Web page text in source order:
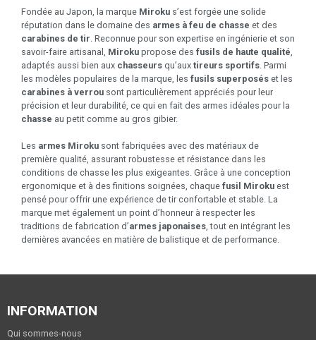
Fondée au Japon, la marque Miroku s’est forgée une solide
réputation dans le domaine des armes à feu de chasse et des
carabines de tir. Reconnue pour son expertise en ingénierie et son
savoir-faire artisanal, Miroku propose des fusils de haute qualité,
adaptés aussi bien aux chasseurs qu’aux tireurs sportifs. Parmi
les modèles populaires de la marque, les fusils superposés et les
carabines à verrou sont particulièrement appréciés pour leur
précision et leur durabilité, ce qui en fait des armes idéales pour la
chasse au petit comme au gros gibier.
Les armes Miroku sont fabriquées avec des matériaux de
première qualité, assurant robustesse et résistance dans les
conditions de chasse les plus exigeantes. Grâce à une conception
ergonomique et à des finitions soignées, chaque fusil Miroku est
pensé pour offrir une expérience de tir confortable et stable. La
marque met également un point d’honneur à respecter les
traditions de fabrication d’armes japonaises, tout en intégrant les
dernières avancées en matière de balistique et de performance.
INFORMATION
Qui sommes-nous